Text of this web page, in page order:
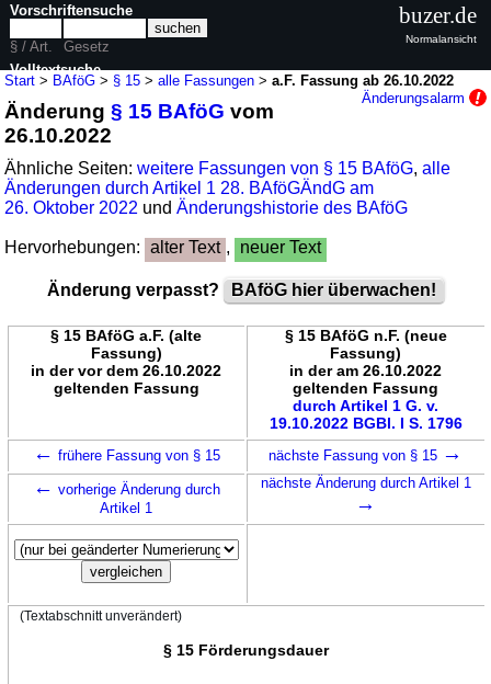
Start > BAföG > § 15 >alle Fassungen >a.F. Fassung ab 26.10.2022
Änderungsalarm
Änderung§ 15 BAföG vom
26.10.2022
Ähnliche Seiten:weitere Fassungen von § 15 BAföG,alle
Änderungen durch Artikel 1 28. BAföGÄndG am
26. Oktober 2022 undÄnderungshistorie des BAföG
Hervorhebungen: alter Text , neuer Text
Änderung verpasst? BAföG hier überwachen!
§ 15 BAföG a.F. (alte
Fassung)
in der vor dem 26.10.2022
geltenden Fassung
§ 15 BAföG n.F. (neue
Fassung)
in der am 26.10.2022
geltenden Fassung
durch Artikel 1 G. v.
19.10.2022 BGBl. I S. 1796
← frühere Fassung von § 15 nächste Fassung von § 15 →
← vorherige Änderung durch
Artikel 1
nächste Änderung durch Artikel 1
→
(Textabschnitt unverändert)
§ 15 Förderungsdauer
Vorschriftensuche
§ / Art.
Gesetz
Volltextsuche
nur in BAföG
buzer.de
Normalansicht